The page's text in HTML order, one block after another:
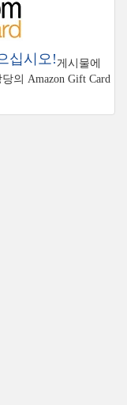
십시오!게시물에
의 Amazon Gift Card